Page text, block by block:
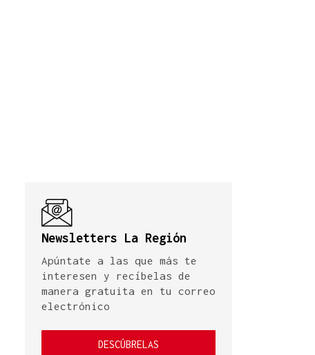
Newsletters La Región
Apúntate a las que más te
interesen y recíbelas de
manera gratuita en tu correo
electrónico
DESCÚBRELAS